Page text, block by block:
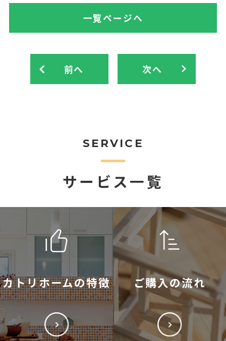
前へ
一覧ページへ
次へ
SERVICE
サービス一覧
カトリホームの特徴 ご購入の流れ